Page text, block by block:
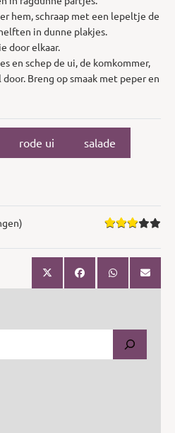
hem, schraap met een lepeltje de
in dunne plakjes.
door elkaar.
en schep de ui, de komkommer,
Breng op smaak met peper en
rode ui salade